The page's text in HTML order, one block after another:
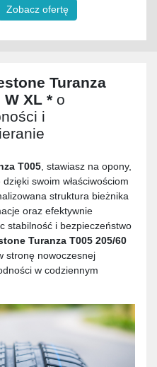
Zobacz ofertę
Turanza
W XL * o
i
T005 , stawiasz na opony,
swoim właściwościom
struktura bieżnika
oraz efektywnie
stabilność i bezpieczeństwo
Turanza T005 205/60
stronę nowoczesnej
w codziennym